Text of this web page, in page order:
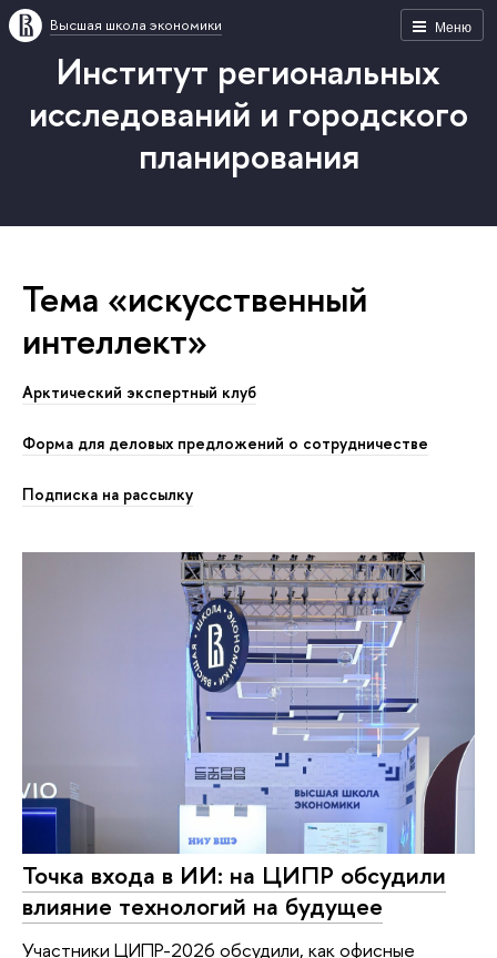
Меню
Высшая школа экономики
Институт региональных
исследований и городского
планирования
Тема «искусственный
интеллект»
Арктический экспертный клуб
Форма для деловых предложений о сотрудничестве
Подписка на рассылку
Точка входа в ИИ: на ЦИПР обсудили
влияние технологий на будущее
Участники ЦИПР-2026 обсудили, как офисные